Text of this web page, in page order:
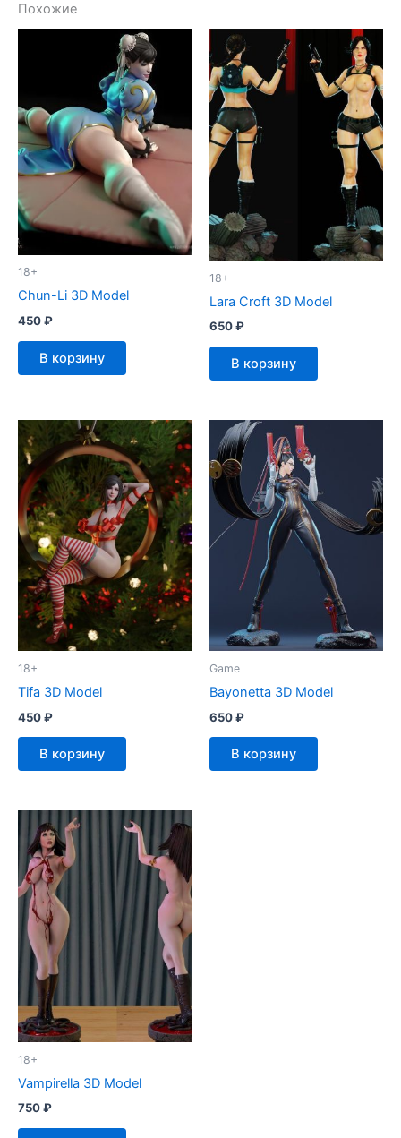
Похожие
18+
Chun-Li 3D Model
450₽
В корзину
18+
Lara Croft 3D Model
650₽
В корзину
18+
Tifa 3D Model
450₽
В корзину
Game
Bayonetta 3D Model
650₽
В корзину
18+
Vampirella 3D Model
750₽